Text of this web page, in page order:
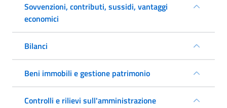
Sovvenzioni, contributi, sussidi, vantaggi
economici
Bilanci
Beni immobili e gestione patrimonio
Controlli e rilievi sull'amministrazione